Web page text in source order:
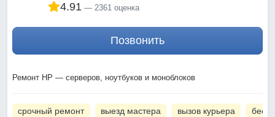
4.91 2361 оценка
Позвонить
Ремонт HP — серверов, ноутбуков и моноблоков
срочный ремонт выезд мастера вызов курьера